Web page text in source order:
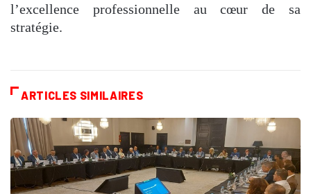
l’excellence professionnelle au cœur de sa
stratégie.
ARTICLES SIMILAIRES